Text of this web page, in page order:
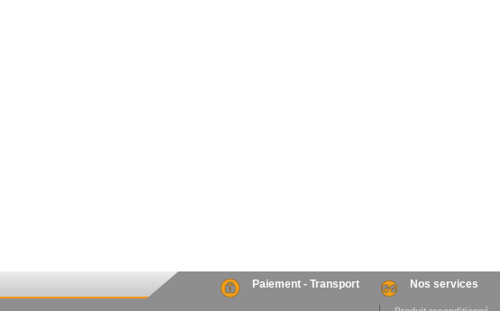
Paiement - Transport Nos services